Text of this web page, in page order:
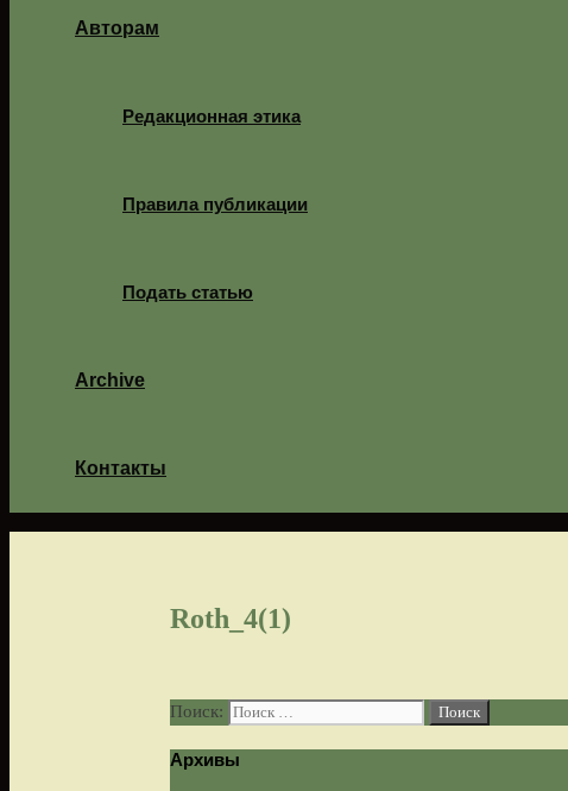
Авторам
Редакционная этика
Правила публикации
Подать статью
Archive
Контакты
Roth_4(1)
Поиск:
Архивы